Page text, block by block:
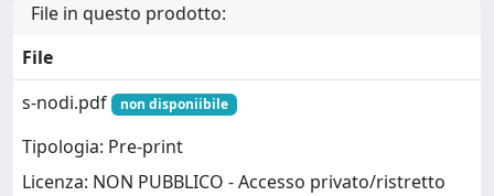
File in questo prodotto:
File
s-nodi.pdf
non disponiibile
Tipologia: Pre-print
Licenza: NON PUBBLICO - Accesso privato/ristretto